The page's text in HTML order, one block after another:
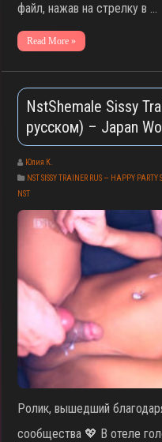
файл, нажав на стрелку в …
Read More »
NstShemale Sissy
русском) – Japan
Юлия К.
NST SISSY TRAINER RUS — HAPPY PARTY
NST
Ролик, вышедший
сообщества 💖 В отеле